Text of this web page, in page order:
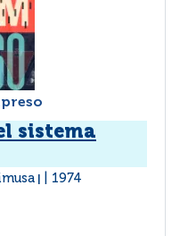
sistema
1974